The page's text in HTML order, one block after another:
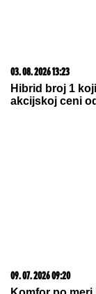
03. 08. 2026 13:23
Hibrid broj 1
akcijskoj ceni
09. 07. 2026 09:20